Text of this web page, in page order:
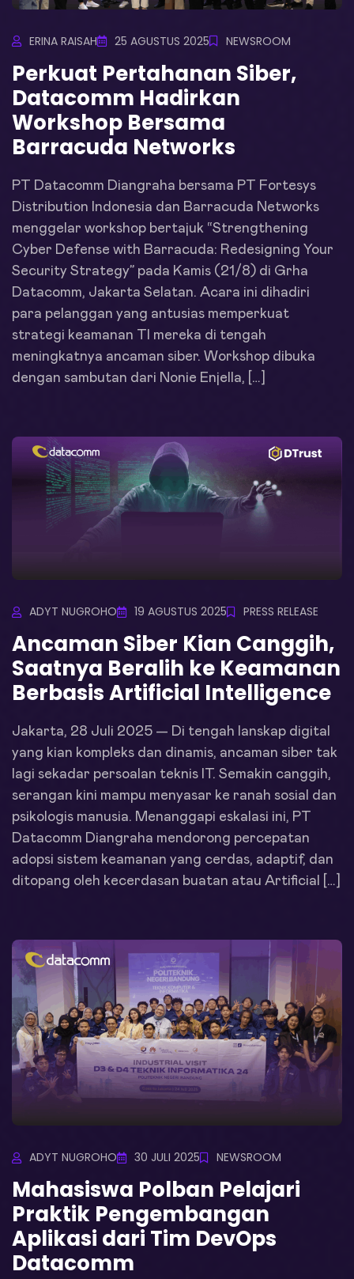
ERINA RAISAH 25 AGUSTUS 2025 NEWSROOM
Perkuat Pertahanan Siber,
Datacomm Hadirkan
Workshop Bersama
Barracuda Networks
PT Datacomm Diangraha bersama PT Fortesys
Distribution Indonesia dan Barracuda Networks
menggelar workshop bertajuk “Strengthening
Cyber Defense with Barracuda: Redesigning Your
Security Strategy” pada Kamis (21/8) di Grha
Datacomm, Jakarta Selatan. Acara ini dihadiri
para pelanggan yang antusias memperkuat
strategi keamanan TI mereka di tengah
meningkatnya ancaman siber. Workshop dibuka
dengan sambutan dari Nonie Enjella, […]
ADYT NUGROHO 19 AGUSTUS 2025 PRESS RELEASE
Ancaman Siber Kian Canggih,
Saatnya Beralih ke Keamanan
Berbasis Artificial Intelligence
Jakarta, 28 Juli 2025 — Di tengah lanskap digital
yang kian kompleks dan dinamis, ancaman siber tak
lagi sekadar persoalan teknis IT. Semakin canggih,
serangan kini mampu menyasar ke ranah sosial dan
psikologis manusia. Menanggapi eskalasi ini, PT
Datacomm Diangraha mendorong percepatan
adopsi sistem keamanan yang cerdas, adaptif, dan
ditopang oleh kecerdasan buatan atau Artificial […]
ADYT NUGROHO 30 JULI 2025 NEWSROOM
Mahasiswa Polban Pelajari
Praktik Pengembangan
Aplikasi dari Tim DevOps
Datacomm